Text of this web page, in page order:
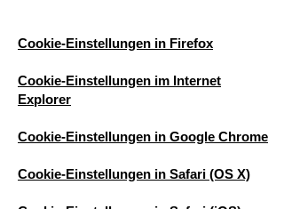
Cookie-Einstellungen in Firefox
Cookie-Einstellungen im Internet
Explorer
Cookie-Einstellungen in Google Chrome
Cookie-Einstellungen in Safari (OS X)